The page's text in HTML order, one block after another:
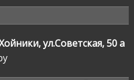
ул.Советская, 50 а